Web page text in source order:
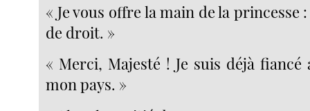
« Je vous offre la main de la princesse
de droit. »
« Merci, Majesté ! Je suis déjà
mon pays. »